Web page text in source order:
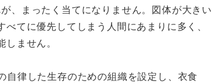
、まったく当てになりません。図体が大きい
てに優先してしまう人間にあまりに多く、
ません。
律した生存のための組織を設定し、衣食